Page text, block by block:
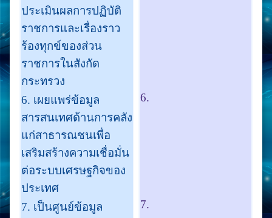
ประเมินผลการปฏิบัติ
ราชการและเรื่องราว
ร้องทุกข์ของส่วน
ราชการในสังกัด
กระทรวง
6. เผยแพร่ข้อมูล
สารสนเทศด้านการคลัง
แก่สาธารณชนเพื่อ
เสริมสร้างความเชื่อมั่น
ต่อระบบเศรษฐกิจของ
ประเทศ
6.
7. เป็นศูนย์ข้อมูล
7.